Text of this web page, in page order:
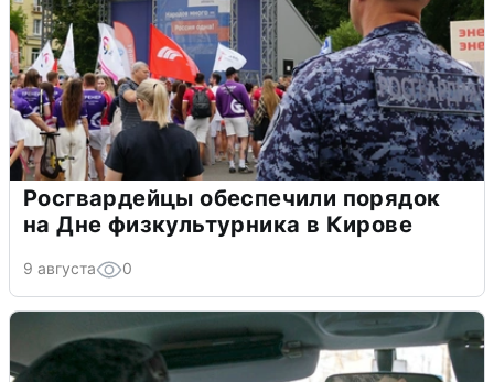
Росгвардейцы обеспечили порядок
на Дне физкультурника в Кирове
9 августа 0